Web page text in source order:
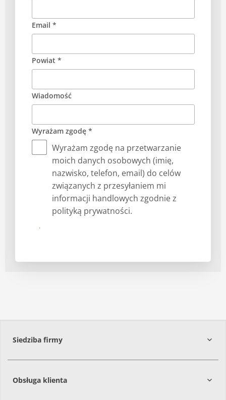
Email *
Powiat *
Wiadomość
Wyrażam zgodę *
Wyrażam zgodę na przetwarzanie
moich danych osobowych (imię,
nazwisko, telefon, email) do celów
związanych z przesyłaniem mi
informacji handlowych zgodnie z
polityką prywatności.
Prześlij
Siedziba firmy
Obsługa klienta